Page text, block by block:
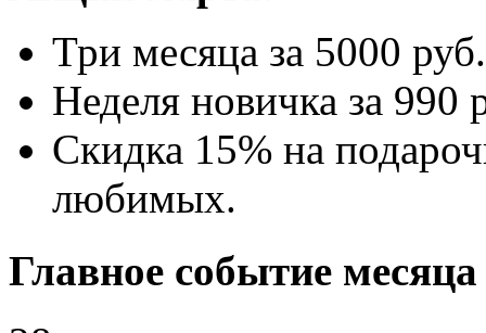
Три месяца за 5000
Неделя новичка за 990
Скидка 15% на
любимых.
Главное событие месяца